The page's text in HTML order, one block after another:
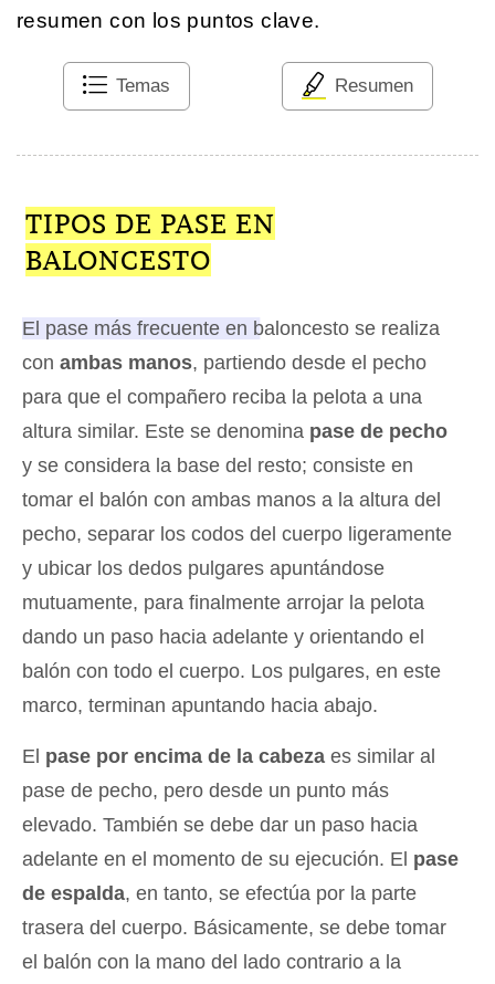
resumen con los puntos clave.
Temas Resumen
TIPOS DE PASE EN
BALONCESTO
El pase más frecuente en baloncesto se realiza
con ambas manos, partiendo desde el pecho
para que el compañero reciba la pelota a una
altura similar. Este se denomina pase de pecho
y se considera la base del resto; consiste en
tomar el balón con ambas manos a la altura del
pecho, separar los codos del cuerpo ligeramente
y ubicar los dedos pulgares apuntándose
mutuamente, para finalmente arrojar la pelota
dando un paso hacia adelante y orientando el
balón con todo el cuerpo. Los pulgares, en este
marco, terminan apuntando hacia abajo.
El pase por encima de la cabeza es similar al
pase de pecho, pero desde un punto más
elevado. También se debe dar un paso hacia
adelante en el momento de su ejecución. El pase
de espalda, en tanto, se efectúa por la parte
trasera del cuerpo. Básicamente, se debe tomar
el balón con la mano del lado contrario a la